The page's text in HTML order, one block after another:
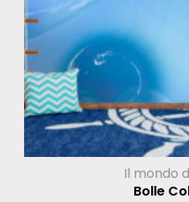
Il mondo
Bolle